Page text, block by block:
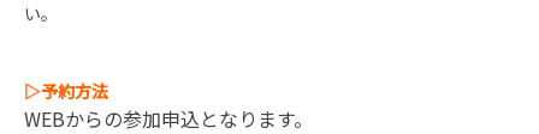
い。
▷予約方法
WEBからの参加申込となります。